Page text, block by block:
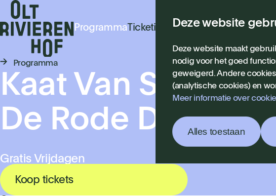
Deze website
Deze website maakt
nodig voor het goed
geweigerd. Andere
(analytische cookies) en
Meer informatie over
Alles toestaan
Programma Ticketinfo Praktisch Nieuws
Programma
Kaat Van Stralen &
De Rode Duivels
Gratis Vrijdagen
Koop tickets